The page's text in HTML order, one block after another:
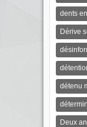
dents
Dérive
détenu
Deux